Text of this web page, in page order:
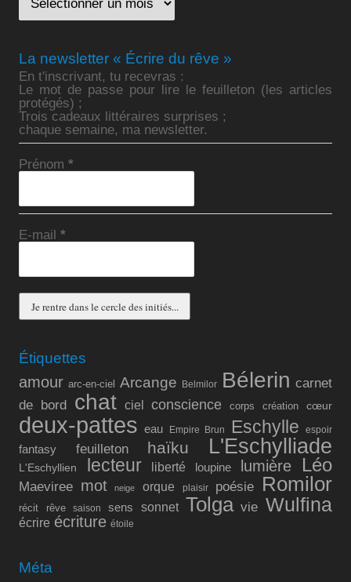
La newsletter « Écrire du rêve »
En t'inscrivant, tu recevras :
Le mot de passe pour lire le feuilleton (les articles
protégés) ;
Trois cadeaux littéraires surprises ;
chaque semaine, ma newsletter.
Prénom*
E-mail*
Étiquettes
amour arc-en-ciel Arcange Belmilor Bélerin carnet
de bord
chat ciel conscience corps création cœur
deux-pattes eau Empire Brun Eschylle espoir
fantasy feuilleton haïku L'Eschylliade
L'Eschyllien lecteur liberté loupine lumière Léo
Maeviree mot neige orque plaisir poésie Romilor
récit rêve saison sens sonnet Tolga vie Wulfina
écrire écriture étoile
Méta